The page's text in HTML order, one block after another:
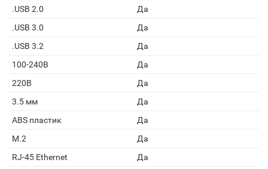
.USB 2.0
Да
.USB 3.0
Да
.USB 3.2
Да
100-240В
Да
220В
Да
3.5 мм
Да
ABS пластик
Да
M.2
Да
RJ-45 Ethernet
Да